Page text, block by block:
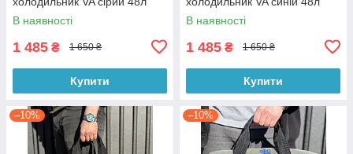
В наявності
1 485 ₴ 1 650 ₴
Купити
В наявності
1 485 ₴ 1 650 ₴
Купити
–10% –10%